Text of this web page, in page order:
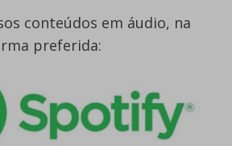
conteúdos em áudio, na
preferida: